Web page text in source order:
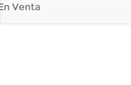
Venta